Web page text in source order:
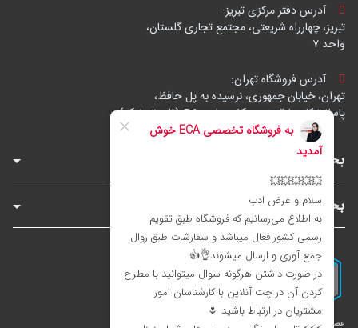
آدرس دفتر مرکزی تبریز:
تبریز، چهارراه شریعتی، مجتمع تجاری گلستان،
واحد ۷
آدرس فروشگاه تهران:
تهران، خیابان جمهوری، نرسیده به پل حافظ،
پاساژ توکل، طبقه زیرهمکف، واحد B6 (تاپ ترونیک)
بخش‌های فروشگاه
بخش‌های سایت